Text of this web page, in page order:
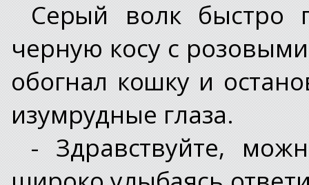
Серый волк быстро
черную косу с
обогнал кошку и
изумрудные глаза.
- Здравствуйте,